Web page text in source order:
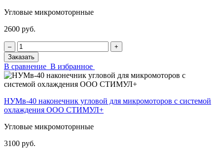
Угловые микромоторнные
2600 руб.
‒
+
Заказать
В сравнение В избранное
НУМв-40 наконечник угловой для микромоторов с системой
охлаждения ООО СТИМУЛ+
Угловые микромоторнные
3100 руб.